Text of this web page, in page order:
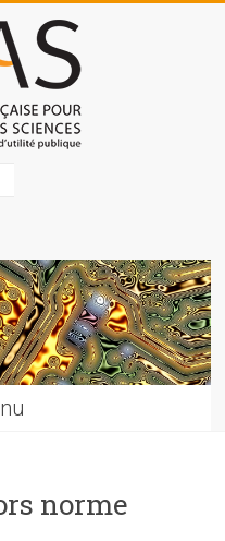
norme